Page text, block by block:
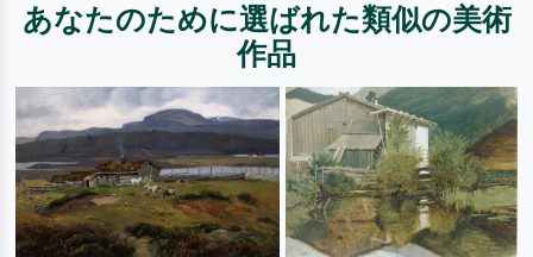
あなたのために選ばれた類似の美術
作品